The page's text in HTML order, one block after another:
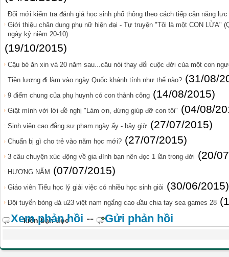
Đổi mới kiểm tra đánh giá học sinh phổ thông theo cách tiếp cận năng lực
Giới thiệu chân dung phụ nữ hiện đại - Tự truyện "Tôi là một CON LỪA"
ngày kỷ niệm 20-10)
(19/10/2015)
Cậu bé ăn xin và 20 năm sau...câu nói thay đổi cuộc đời của một con
Tiền lương đi làm vào ngày Quốc khánh tính như thế nào? (31/08/
9 điểm chung của phụ huynh có con thành công (14/08/2015)
Giật mình với lời đề nghị "Làm ơn, đừng giúp đỡ con tôi" (04/08/
Sinh viên cao đẳng sư phạm ngày ấy - bây giờ (27/07/2015)
Chuẩn bị gì cho trẻ vào năm học mới? (27/07/2015)
3 câu chuyện xúc động về gia đình bạn nên đọc 1 lần trong đời (20/
HƯƠNG NẤM (07/07/2015)
Giáo viên Tiểu học lý giải việc có nhiều học sinh giỏi (30/06/2015)
Đội tuyển bóng đá u23 việt nam ngẩng cao đầu chia tay sea games 28
kiến bạn đọc
Xem phản hồi -- Gửi phản hồi